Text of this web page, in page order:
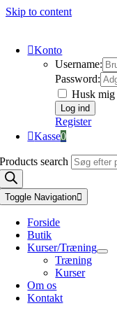
Skip to content
Konto
Username:
Password:
Husk mig
Register
Kasse0
Products search
Toggle Navigation
Forside
Butik
Kurser/Træning
Træning
Kurser
Om os
Kontakt